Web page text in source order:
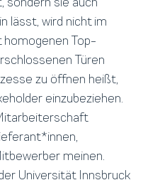
lässt, wird nicht im
Top-
Türen
zu öffnen heißt,
einzubeziehen.
meinen.
Universität Innsbruck